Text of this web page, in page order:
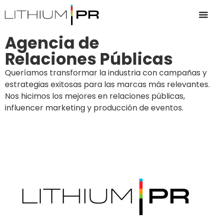
Agencia de
Relaciones Públicas
Queríamos transformar la industria con campañas y
estrategias exitosas para las marcas más relevantes.
Nos hicimos los mejores en relaciones públicas,
influencer marketing y producción de eventos.